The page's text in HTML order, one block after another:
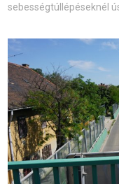
sebességtúllépéseknél